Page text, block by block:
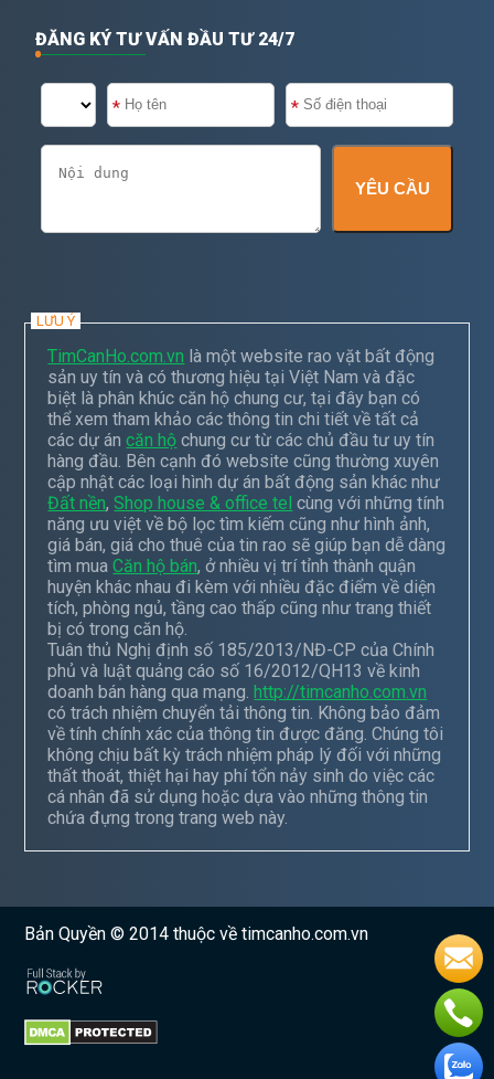
ĐĂNG KÝ TƯ VẤN ĐẦU TƯ 24/7
YÊU CẦU
LƯU Ý
TimCanHo.com.vn là một website rao vặt bất động
sản uy tín và có thương hiệu tại Việt Nam và đặc
biệt là phân khúc căn hộ chung cư, tại đây bạn có
thể xem tham khảo các thông tin chi tiết về tất cả
các dự áncăn hộ chung cư từ các chủ đầu tư uy tín
hàng đầu. Bên cạnh đó website cũng thường xuyên
cập nhật các loại hình dự án bất động sản khác như
Đất nền,Shop house & office tel cùng với những tính
năng ưu việt về bộ lọc tìm kiếm cũng như hình ảnh,
giá bán, giá cho thuê của tin rao sẽ giúp bạn dễ dàng
tìm muaCăn hộ bán, ở nhiều vị trí tỉnh thành quận
huyện khác nhau đi kèm với nhiều đặc điểm về diện
tích, phòng ngủ, tầng cao thấp cũng như trang thiết
bị có trong căn hộ.
Tuân thủ Nghị định số 185/2013/NĐ-CP của Chính
phủ và luật quảng cáo số 16/2012/QH13 về kinh
doanh bán hàng qua mạng.http://timcanho.com.vn
có trách nhiệm chuyển tải thông tin. Không bảo đảm
về tính chính xác của thông tin được đăng. Chúng tôi
không chịu bất kỳ trách nhiệm pháp lý đối với những
thất thoát, thiệt hại hay phí tổn nảy sinh do việc các
cá nhân đã sử dụng hoặc dựa vào những thông tin
chứa đựng trong trang web này.
Bản Quyền © 2014 thuộc về timcanho.com.vn